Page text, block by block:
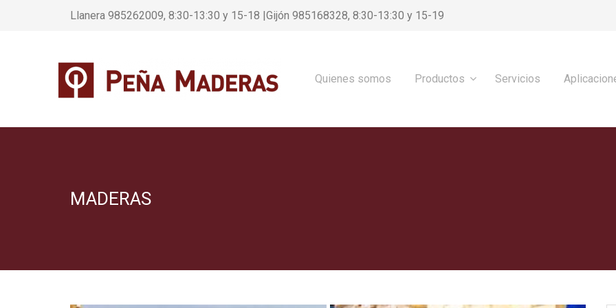
Llanera 985262009, 8:30-13:30 y 15-18 |Gijón 985168328, 8:30-13:30 y 15-19
Quienes somos Productos Servicios
MADERAS